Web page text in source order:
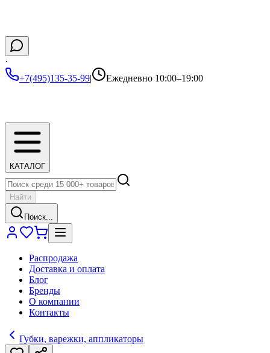
·
+7(495)135-35-99| Ежедневно 10:00–19:00
КАТАЛОГ
Найти
Поиск...
Распродажа
Доставка и оплата
Блог
Бренды
О компании
Контакты
Губки, варежки, аппликаторы